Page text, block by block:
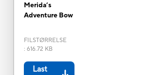
Merida’s
Adventure Bow
FILSTØRRELSE
: 616.72 KB
Last